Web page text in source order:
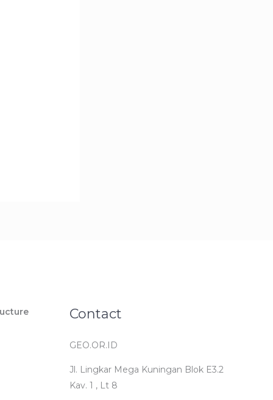
Contact
GEO.OR.ID
Jl. Lingkar Mega Kuningan Blok E3.2
Kav. 1 , Lt 8